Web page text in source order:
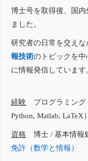
博士号を取得後、国
ました。
研究者の日常を交えな
報技術のトピックを
に情報発信しています
経験 プログラミング
Python, Matlab, LaTeX）
資格 博士 / 基本情報
免許（数学と情報）